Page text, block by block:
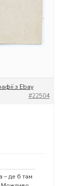
з Ebay
#22504
– де б там